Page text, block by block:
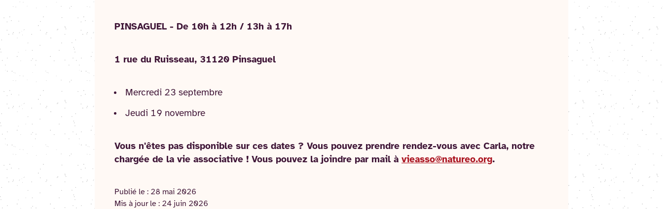
PINSAGUEL - De 10h à 12h / 13h à 17h
1 rue du Ruisseau, 31120 Pinsaguel
Mercredi 23 septembre
Jeudi 19 novembre
Vous n'êtes pas disponible sur ces dates ? Vous pouvez prendre rendez-vous avec Carla, notre
chargée de la vie associative ! Vous pouvez la joindre par mail à vieasso@natureo.org.
Publié le : 28 mai 2026
Mis à jour le : 24 juin 2026